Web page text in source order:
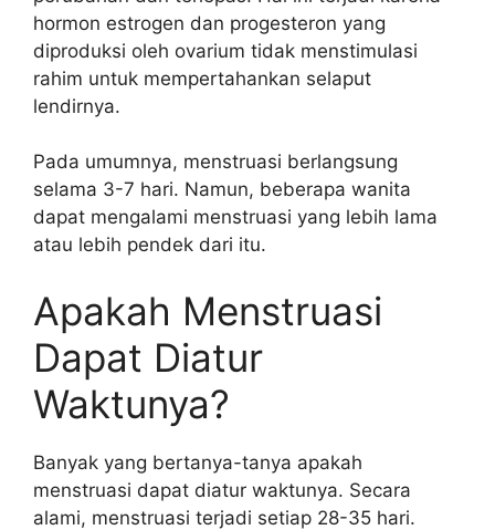
hormon estrogen dan progesteron yang
diproduksi oleh ovarium tidak menstimulasi
rahim untuk mempertahankan selaput
lendirnya.
Pada umumnya, menstruasi berlangsung
selama 3-7 hari. Namun, beberapa wanita
dapat mengalami menstruasi yang lebih lama
atau lebih pendek dari itu.
Apakah Menstruasi
Dapat Diatur
Waktunya?
Banyak yang bertanya-tanya apakah
menstruasi dapat diatur waktunya. Secara
alami, menstruasi terjadi setiap 28-35 hari.